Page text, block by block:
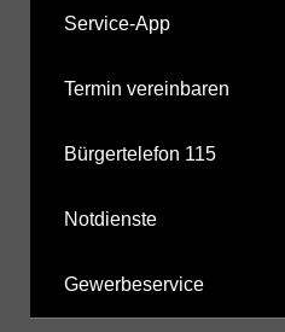
Service-App
Termin vereinbaren
Bürgertelefon 115
Notdienste
Gewerbeservice